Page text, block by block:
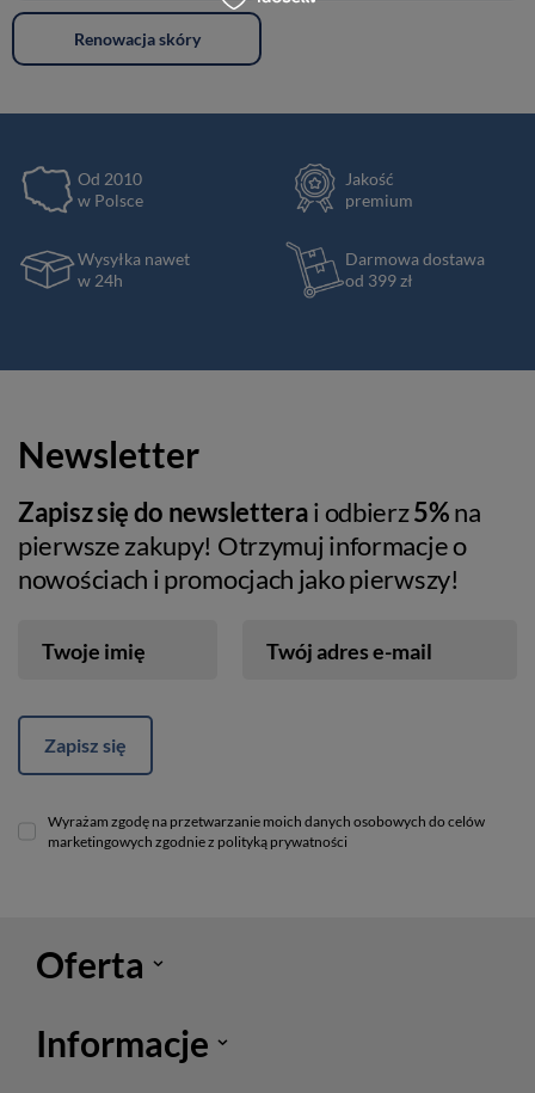
Renowacja skóry
Od 2010
w Polsce
Jakość
premium
Wysyłka nawet
w 24h
Darmowa dostawa
od 399 zł
Newsletter
Zapisz się do newsletterai odbierz5%na
pierwsze zakupy! Otrzymuj informacje o
nowościach i promocjach jako pierwszy!
Twoje imię Twój adres e-mail
Zapisz się
Wyrażam zgodę na przetwarzanie moich danych osobowych do celów
marketingowych zgodnie z polityką prywatności
Oferta
Informacje